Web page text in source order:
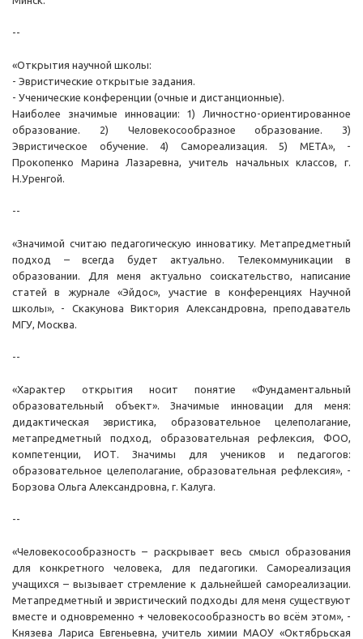
--
«Открытия научной школы:
- Эвристические открытые задания.
- Ученические конференции (очные и дистанционные).
Наиболее значимые инновации: 1) Личностно-ориентированное
образование. 2) Человекосообразное образование. 3)
Эвристическое обучение. 4) Самореализация. 5) МЕТА», -
Прокопенко Марина Лазаревна, учитель начальных классов, г.
Н.Уренгой.
--
«Значимой считаю педагогическую инноватику. Метапредметный
подход – всегда будет актуально. Телекоммуникации в
образовании. Для меня актуально соискательство, написание
статей в журнале «Эйдос», участие в конференциях Научной
школы», - Скакунова Виктория Александровна, преподаватель
МГУ, Москва.
--
«Характер открытия носит понятие «Фундаментальный
образовательный объект». Значимые инновации для меня:
дидактическая эвристика, образовательное целеполагание,
метапредметный подход, образовательная рефлексия, ФОО,
компетенции, ИОТ. Значимы для учеников и педагогов:
образовательное целеполагание, образовательная рефлексия», -
Борзова Ольга Александровна, г. Калуга.
--
«Человекосообразность – раскрывает весь смысл образования
для конкретного человека, для педагогики. Самореализация
учащихся – вызывает стремление к дальнейшей самореализации.
Метапредметный и эвристический подходы для меня существуют
вместе и одновременно + человекосообразность во всём этом», -
Князева Лариса Евгеньевна, учитель химии МАОУ «Октябрьская